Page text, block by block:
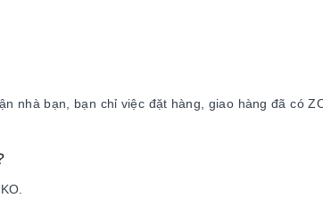
nhà bạn, bạn chỉ việc đặt hàng, giao hàng đã có